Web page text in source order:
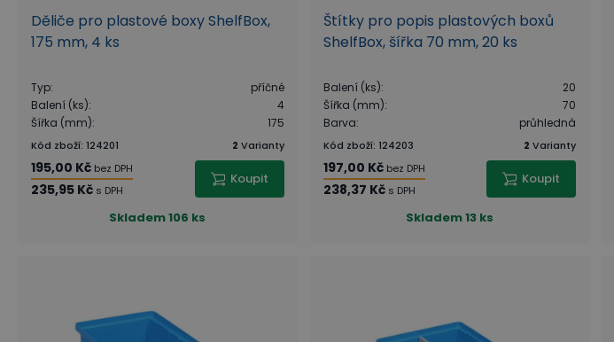
Děliče pro plastové boxy ShelfBox,
175 mm, 4 ks
Typ:
příčné
Balení (ks):
4
Šířka (mm): 175
Kód zboží: 124201 2 Varianty
195,00 Kč bez DPH
235,95 Kč s DPH
Koupit
Skladem106 ks
Štítky pro popis plastových boxů
ShelfBox, šířka 70 mm, 20 ks
Balení (ks):
20
Šířka (mm):
70
Barva: průhledná
Kód zboží: 124203 2 Varianty
197,00 Kč bez DPH
238,37 Kč s DPH
Koupit
Skladem13 ks